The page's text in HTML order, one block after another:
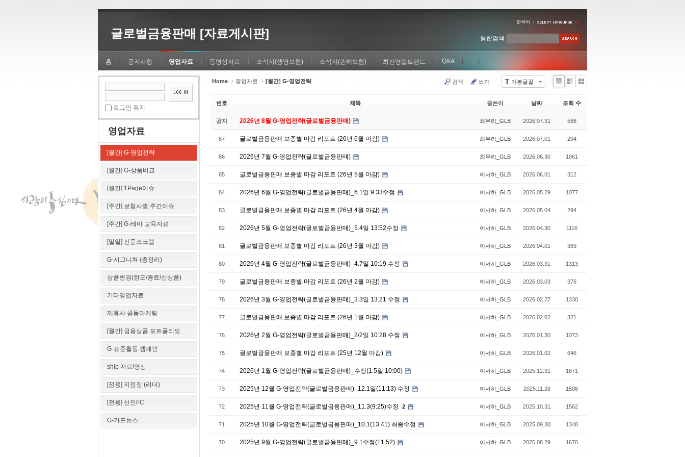
글로벌금융판매 [자료게시판]
한국어
홈 공지사항 영업자료 동영상자료 소식지(생명보험) 소식지(손해보험) 최신영업트렌드 Q&A
통합검색
로그인 유지
영업자료
[월간] G-영업전략
[월간] G-상품비교
[월간] 1Page이슈
[주간] 보험사별 주간이슈
[주간] G-테마 교육자료
[일일] 신문스크랩
G-시그니쳐 (총정리)
상품변경(한도/종료/신상품)
기타영업자료
제휴사 공동마케팅
[월간] 금융상품 포트폴리오
G-표준활동 캠페인
ship 자료/영상
[전용] 지점장 (리더)
[전용] 신인FC
G-카드뉴스
Home 영업자료 [월간] G-영업전략 T 기본글꼴
검색 쓰기
Li
Zi
e
G
le
번호 제목 글쓴이 날짜 조회 수
공지 2026년 8월 G-영업전략(글로벌금융판매) 최유리_GLB 2026.07.31 588
87 글로벌금융판매 보종별 마감 리포트 (26년 6월 마감) 최유리_GLB 2026.07.01 294
86 2026년 7월 G-영업전략(글로벌금융판매) 최유리_GLB 2026.06.30 1061
85 글로벌금융판매 보종별 마감 리포트 (26년 5월 마감) 이서하_GLB 2026.06.01 312
84 2026년 6월 G-영업전략(글로벌금융판매)_6.1일 9:33수정 이서하_GLB 2026.05.29 1077
83 글로벌금융판매 보종별 마감 리포트 (26년 4월 마감) 이서하_GLB 2026.05.04 294
82 2026년 5월 G-영업전략(글로벌금융판매)_5.4일 13:52수정 이서하_GLB 2026.04.30 1116
81 글로벌금융판매 보종별 마감 리포트 (26년 3월 마감) 이서하_GLB 2026.04.01 369
80 2026년 4월 G-영업전략(글로벌금융판매)_4.7일 10:19 수정 이서하_GLB 2026.03.31 1313
79 글로벌금융판매 보종별 마감 리포트 (26년 2월 마감) 이서하_GLB 2026.03.03 376
78 2026년 3월 G-영업전략(글로벌금융판매)_3.3일 13:21 수정 이서하_GLB 2026.02.27 1330
77 글로벌금융판매 보종별 마감 리포트 (26년 1월 마감) 이서하_GLB 2026.02.02 321
76 2026년 2월 G-영업전략(글로벌금융판매)_2/2일 10:28 수정 이서하_GLB 2026.01.30 1073
75 글로벌금융판매 보종별 마감 리포트 (25년 12월 마감) 이서하_GLB 2026.01.02 646
74 2026년 1월 G-영업전략(글로벌금융판매)_수정(1.5일 10:00) 이서하_GLB 2025.12.31 1671
73 2025년 12월 G-영업전략(글로벌금융판매)_12.1일(11:13) 수정 이서하_GLB 2025.11.28 1508
72 2025년 11월 G-영업전략(글로벌금융판매)_11.3(9:25)수정 2 이서하_GLB 2025.10.31 1562
71 2025년 10월 G-영업전략(글로벌금융판매)_10.1(13:41) 최종수정 이서하_GLB 2025.09.30 1348
70 2025년 9월 G-영업전략(글로벌금융판매)_9.1수정(11:52) 이서하_GLB 2025.08.29 1670
Sketchbook5, 스케치북5
Sketchbook5, 스케치북5
Sketchbook5, 스케치북5
Sketchbook5, 스케치북5